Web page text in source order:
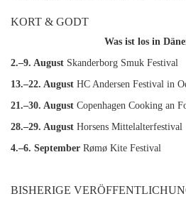
KORT & GODT
Was ist los in
2.–9. August Skanderborg Smuk Festival
13.–22. August HC Andersen Festival in
21.–30. August Copenhagen Cooking an
28.–29. August Horsens Mittelalterfestival
4.–6. September Rømø Kite Festival
BISHERIGE